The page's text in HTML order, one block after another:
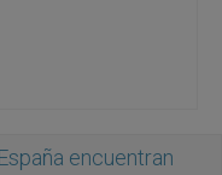
encuentran